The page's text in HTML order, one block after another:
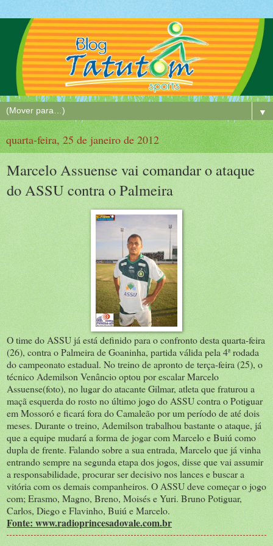
▼
quarta-feira, 25 de janeiro de 2012
Marcelo Assuense vai comandar o ataque
do ASSU contra o Palmeira
O time do ASSU já está definido para o confronto desta quarta-feira
(26), contra o Palmeira de Goaninha, partida válida pela 4ª rodada
do campeonato estadual. No treino de apronto de terça-feira (25), o
técnico Ademilson Venâncio optou por escalar Marcelo
Assuense(foto), no lugar do atacante Gilmar, atleta que fraturou a
maçã esquerda do rosto no último jogo do ASSU contra o Potiguar
em Mossoró e ficará fora do Camaleão por um período de até dois
meses. Durante o treino, Ademilson trabalhou bastante o ataque, já
que a equipe mudará a forma de jogar com Marcelo e Buiú como
dupla de frente. Falando sobre a sua entrada, Marcelo que já vinha
entrando sempre na segunda etapa dos jogos, disse que vai assumir
a responsabilidade, procurar ser decisivo nos lances e buscar a
vitória com os demais companheiros. O ASSU deve começar o jogo
com; Erasmo, Magno, Breno, Moisés e Yuri. Bruno Potiguar,
Carlos, Diego e Flavinho, Buiú e Marcelo.
Fonte: www.radioprincesadovale.com.br